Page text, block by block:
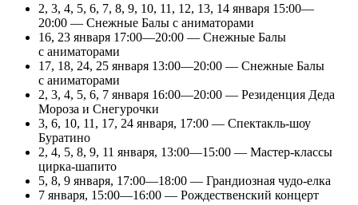
2, 3, 4, 5, 6, 7, 8, 9, 10, 11, 12, 13, 14 января 15:00—
20:00 — Снежные Балы с аниматорами
16, 23 января 17:00—20:00 — Снежные Балы
с аниматорами
17, 18, 24, 25 января 13:00—20:00 — Снежные Балы
с аниматорами
2, 3, 4, 5, 6, 7 января 16:00—20:00 — Резиденция Деда
Мороза и Снегурочки
3, 6, 10, 11, 17, 24 января, 17:00 — Спектакль-шоу
Буратино
2, 4, 5, 8, 9, 11 января, 13:00—15:00 — Мастер-классы
цирка-шапито
5, 8, 9 января, 17:00—18:00 — Грандиозная чудо-елка
7 января, 15:00—16:00 — Рождественский концерт